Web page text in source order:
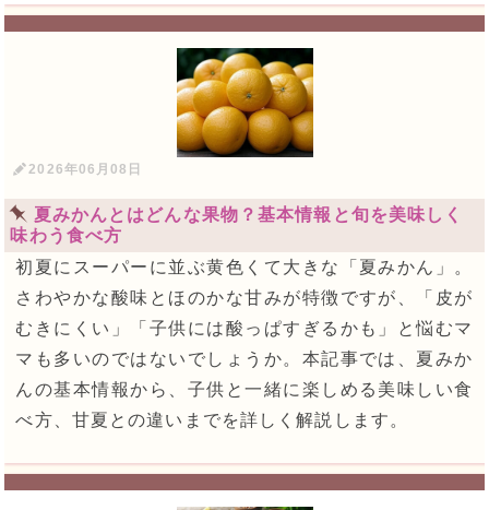
2026年06月08日
夏みかんとはどんな果物？基本情報と旬を美味しく
味わう食べ方
初夏にスーパーに並ぶ黄色くて大きな「夏みかん」。
さわやかな酸味とほのかな甘みが特徴ですが、「皮が
むきにくい」「子供には酸っぱすぎるかも」と悩むマ
マも多いのではないでしょうか。本記事では、夏みか
んの基本情報から、子供と一緒に楽しめる美味しい食
べ方、甘夏との違いまでを詳しく解説します。